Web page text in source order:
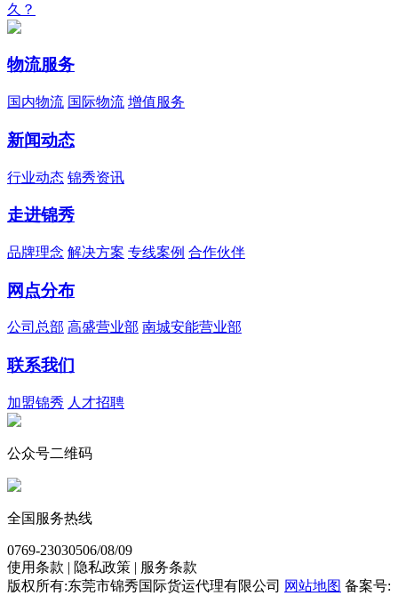
久？
物流服务
国内物流 国际物流 增值服务
新闻动态
行业动态 锦秀资讯
走进锦秀
品牌理念 解决方案 专线案例 合作伙伴
网点分布
公司总部 高盛营业部 南城安能营业部
联系我们
加盟锦秀 人才招聘
公众号二维码
全国服务热线
0769-23030506/08/09
使用条款 | 隐私政策 | 服务条款
版权所有:东莞市锦秀国际货运代理有限公司 网站地图 备案号: